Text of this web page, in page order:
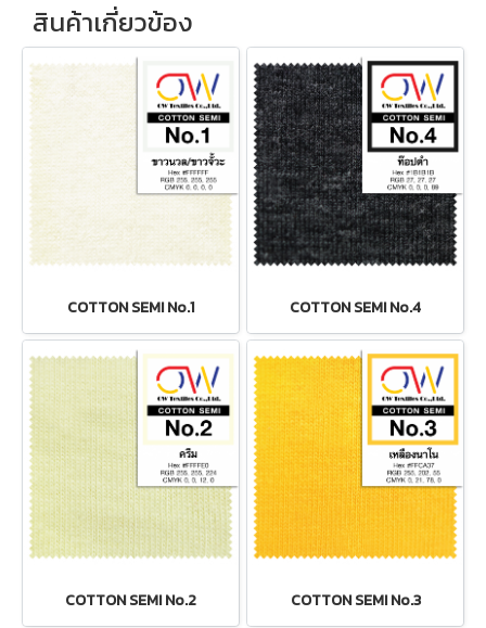
สินค้าเกี่ยวข้อง
COTTON SEMI No.1 COTTON SEMI No.4
COTTON SEMI No.2 COTTON SEMI No.3